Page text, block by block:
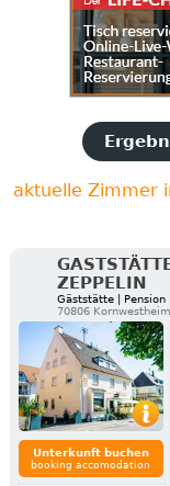
aktuelle Zimmer
ZEPPELIN
Gäststätte | Pension
70806 Kornwestheim
Unterkunft buchen
booking accomodation